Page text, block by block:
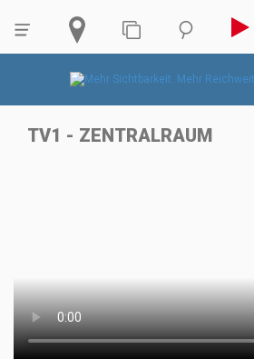
TV1 - ZENTRALRAUM